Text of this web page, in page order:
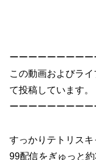
ーーーーーーーー
この動画およびラ
て投稿しています。
ーーーーーーーー
すっかりテトリス
99配信をぎゅっと